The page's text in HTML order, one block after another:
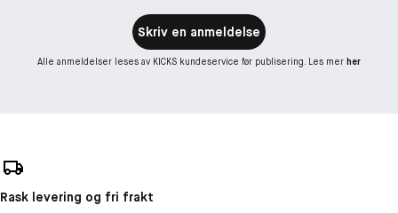
Skriv en anmeldelse
Alle anmeldelser leses av KICKS kundeservice før publisering. Les mer her
Rask levering og fri frakt